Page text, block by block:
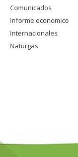
Comunicados
Informe economico
Internacionales
Naturgas